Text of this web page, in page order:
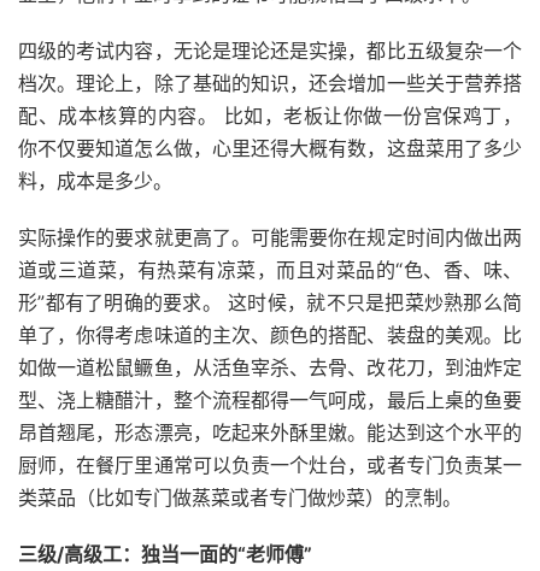
四级的考试内容，无论是理论还是实操，都比五级复杂一个
档次。理论上，除了基础的知识，还会增加一些关于营养搭
配、成本核算的内容。 比如，老板让你做一份宫保鸡丁，
你不仅要知道怎么做，心里还得大概有数，这盘菜用了多少
料，成本是多少。
实际操作的要求就更高了。可能需要你在规定时间内做出两
道或三道菜，有热菜有凉菜，而且对菜品的“色、香、味、
形”都有了明确的要求。 这时候，就不只是把菜炒熟那么简
单了，你得考虑味道的主次、颜色的搭配、装盘的美观。比
如做一道松鼠鳜鱼，从活鱼宰杀、去骨、改花刀，到油炸定
型、浇上糖醋汁，整个流程都得一气呵成，最后上桌的鱼要
昂首翘尾，形态漂亮，吃起来外酥里嫩。能达到这个水平的
厨师，在餐厅里通常可以负责一个灶台，或者专门负责某一
类菜品（比如专门做蒸菜或者专门做炒菜）的烹制。
三级/高级工：独当一面的“老师傅”